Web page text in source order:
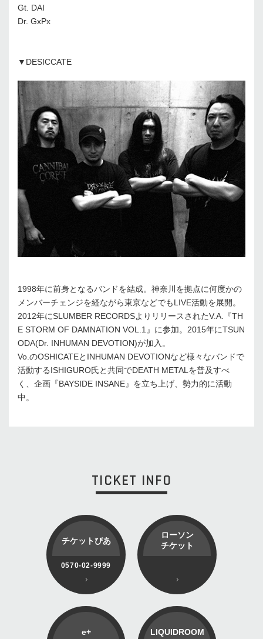
Gt. DAI
Dr. GxPx
▼DESICCATE
1998年に前身となるバンドを結成。神奈川を拠点に何度かの
メンバーチェンジを経ながら東京などでもLIVE活動を展開。
2012年にSLUMBER RECORDSよりリリースされたV.A.『TH
E STORM OF DAMNATION VOL.1』に参加。2015年にTSUN
ODA(Dr. INHUMAN DEVOTION)が加入。
Vo.のOSHICATEとINHUMAN DEVOTIONなど様々なバンドで
活動するISHIGURO氏と共同でDEATH METALを普及すべ
く、企画『BAYSIDE INSANE』を立ち上げ、勢力的に活動
中。
TICKET INFO
チケットぴあ
0570-02-9999
ローソン
チケット
e+ LIQUIDROOM